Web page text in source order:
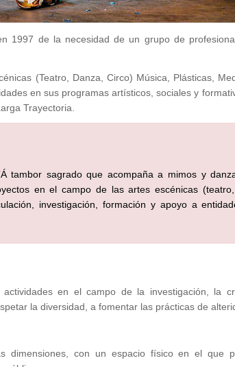
1997 de la necesidad de un grupo de
(Teatro, Danza, Circo) Música, Plásticas,
en sus programas artísticos, sociales y
Trayectoria.
tambor sagrado que acompaña a mimos y
en el campo de las artes escénicas
investigación, formación y apoyo a
en el campo de la investigación, la
la diversidad, a fomentar las prácticas de
dimensiones, con un espacio físico en el que